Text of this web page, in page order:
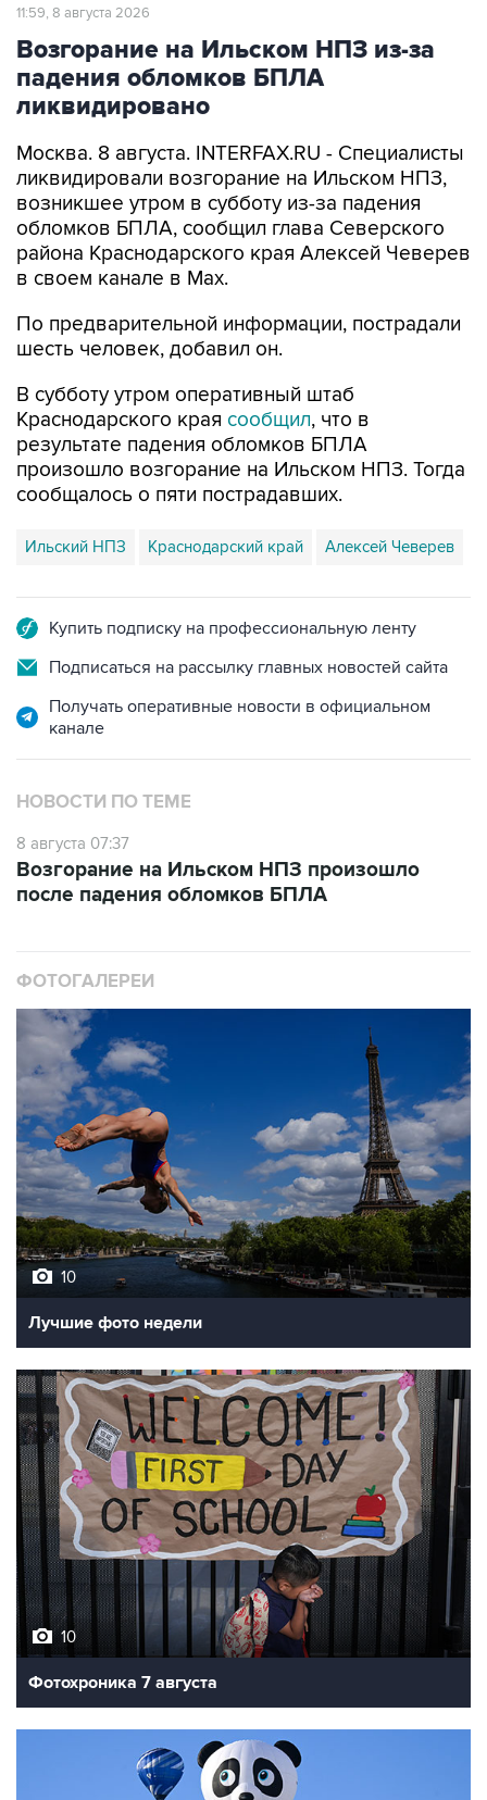
падения обломков БПЛА
ликвидировано
Москва. 8 августа. INTERFAX.RU - Специалисты
возникшее утром в субботу из-за падения
обломков БПЛА, сообщил глава Северского
района Краснодарского края Алексей Чеверев
в своем канале в Max.
По предварительной информации, пострадали
В субботу утром оперативный штаб
результате падения обломков БПЛА
произошло возгорание на Ильском НПЗ. Тогда
сообщалось о пяти пострадавших.
Ильский НПЗ Краснодарский край Алексей Чеверев
Подписаться на рассылку главных новостей сайта
Получать оперативные новости в официальном
НОВОСТИ ПО ТЕМЕ
8 августа 07:37
после падения обломков БПЛА
10
Лучшие фото недели
10
Фотохроника 7 августа